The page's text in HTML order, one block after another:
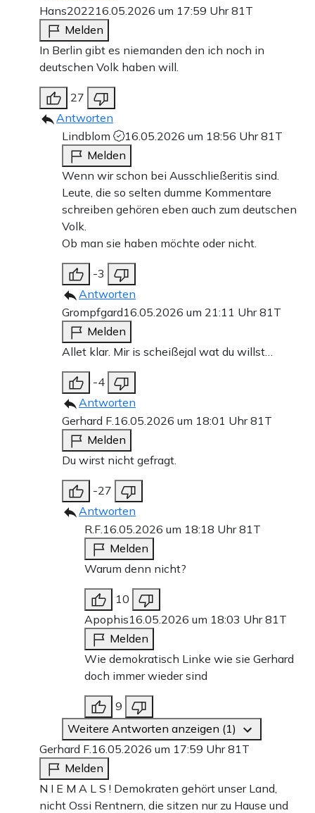
Hans2022 16.05.2026 um 17:59 Uhr81T
Melden
In Berlin gibt es niemanden den ich noch in
deutschen Volk haben will.
27
Antworten
Lindblom
16.05.2026 um 18:56 Uhr81T
Melden
Wenn wir schon bei Ausschließeritis sind.
Leute, die so selten dumme Kommentare
schreiben gehören eben auch zum deutschen
Volk.
Ob man sie haben möchte oder nicht.
-3
Antworten
Grompfgard16.05.2026 um 21:11 Uhr81T
Melden
Allet klar. Mir is scheißejal wat du willst…
-4
Antworten
Gerhard F. 16.05.2026 um 18:01 Uhr81T
Melden
Du wirst nicht gefragt.
-27
Antworten
R.F. 16.05.2026 um 18:18 Uhr81T
Melden
Warum denn nicht?
10
Apophis16.05.2026 um 18:03 Uhr81T
Melden
Wie demokratisch Linke wie sie Gerhard
doch immer wieder sind
9
Weitere Antworten anzeigen (1)
Gerhard F. 16.05.2026 um 17:59 Uhr81T
Melden
N I E M A L S ! Demokraten gehört unser Land,
nicht Ossi Rentnern, die sitzen nur zu Hause und